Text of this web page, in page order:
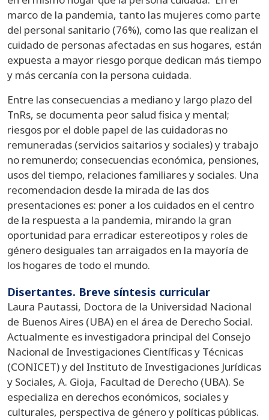
marco de la pandemia, tanto las mujeres como parte
del personal sanitario (76%), como las que realizan el
cuidado de personas afectadas en sus hogares, están
expuesta a mayor riesgo porque dedican más tiempo
y más cercanía con la persona cuidada.
Entre las consecuencias a mediano y largo plazo del
TnRs, se documenta peor salud fisica y mental;
riesgos por el doble papel de las cuidadoras no
remuneradas (servicios saitarios y sociales) y trabajo
no remunerdo; consecuencias económica, pensiones,
usos del tiempo, relaciones familiares y sociales. Una
recomendacion desde la mirada de las dos
presentaciones es: poner a los cuidados en el centro
de la respuesta a la pandemia, mirando la gran
oportunidad para erradicar estereotipos y roles de
género desiguales tan arraigados en la mayoría de
los hogares de todo el mundo.
Disertantes. Breve síntesis curricular
Laura Pautassi, Doctora de la Universidad Nacional
de Buenos Aires (UBA) en el área de Derecho Social.
Actualmente es investigadora principal del Consejo
Nacional de Investigaciones Científicas y Técnicas
(CONICET) y del Instituto de Investigaciones Jurídicas
y Sociales, A. Gioja, Facultad de Derecho (UBA). Se
especializa en derechos económicos, sociales y
culturales, perspectiva de género y políticas públicas.